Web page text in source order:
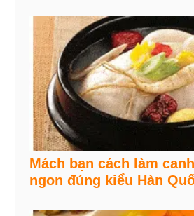
Mách bạn cách làm
ngon đúng kiểu Hàn